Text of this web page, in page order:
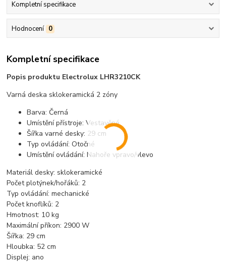
Kompletní specifikace
Hodnocení 0
Kompletní specifikace
Popis produktu Electrolux LHR3210CK
Varná deska sklokeramická 2 zóny
Barva: Černá
Umístění přístroje: Vestavěné
Šířka varné desky: 29 cm
Typ ovládání: Otočné
Umístění ovládání: Nahoře vpravo/vlevo
Materiál desky: sklokeramické
Počet plotýnek/hořáků: 2
Typ ovládání: mechanické
Počet knoflíků: 2
Hmotnost: 10 kg
Maximální příkon: 2900 W
Šířka: 29 cm
Hloubka: 52 cm
Displej: ano